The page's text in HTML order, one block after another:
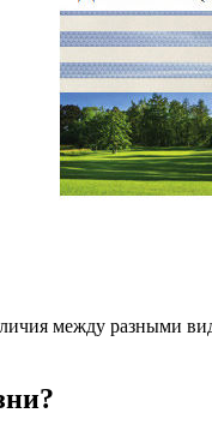
между разными